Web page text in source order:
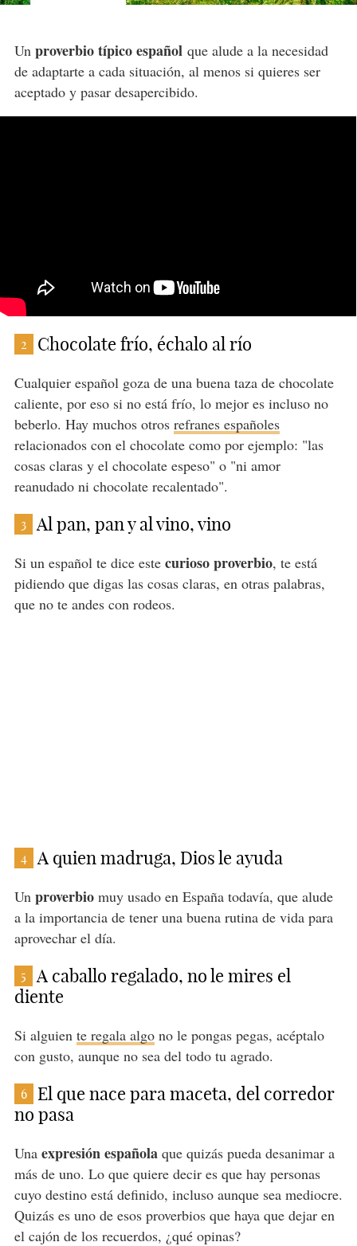
Un proverbio típico españolque alude a la necesidad
de adaptarte a cada situación, al menos si quieres ser
aceptado y pasar desapercibido.
2 Chocolate frío, échalo al río
Cualquier español goza de una buena taza de chocolate
caliente, por eso si no está frío, lo mejor es incluso no
beberlo. Hay muchos otros refranes españoles
relacionados con el chocolate como por ejemplo: "las
cosas claras y el chocolate espeso" o "ni amor
reanudado ni chocolate recalentado".
3 Al pan, pan y al vino, vino
Si un español te dice este curioso proverbio, te está
pidiendo que digas las cosas claras, en otras palabras,
que no te andes con rodeos.
4 A quien madruga, Dios le ayuda
Un proverbiomuy usado en España todavía, que alude
a la importancia de tener una buena rutina de vida para
aprovechar el día.
5
A caballo regalado, no le mires el
diente
Si alguien te regala algono le pongas pegas, acéptalo
con gusto, aunque no sea del todo tu agrado.
6
El que nace para maceta, del corredor
no pasa
Una expresión españolaque quizás pueda desanimar a
más de uno. Lo que quiere decir es que hay personas
cuyo destino está definido, incluso aunque sea mediocre.
Quizás es uno de esos proverbios que haya que dejar en
el cajón de los recuerdos, ¿qué opinas?